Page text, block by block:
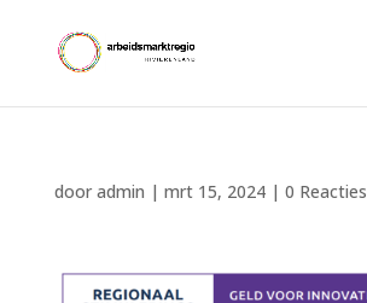
door admin | mrt 15, 2024| 0 Reacties